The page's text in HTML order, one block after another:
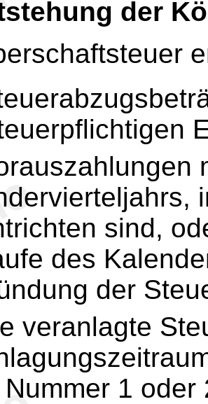
der
sind,
des
der
veranlagte
1